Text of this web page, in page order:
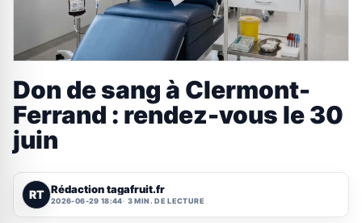
Don de sang à Clermont-
Ferrand : rendez-vous le 30
juin
RT Rédaction tagafruit.fr
2026-06-29 18:44 3 MIN. DE LECTURE